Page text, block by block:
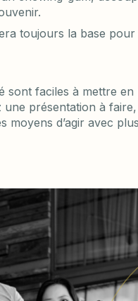
toujours la base
sont faciles à mettre
présentation à
d’agir avec